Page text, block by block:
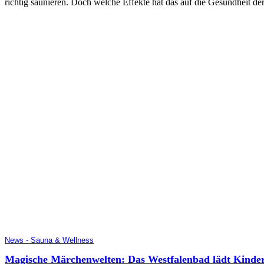
News - Sauna & Wellness
Magische Märchenwelten: Das Westfalenbad lädt